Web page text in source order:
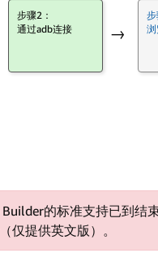
步骤2：
通过adb连接
→
步
Builder的标准支持已到结
（仅提供英文版）。